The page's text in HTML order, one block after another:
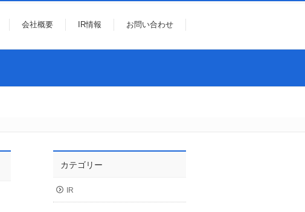
会社概要 IR情報 お問い合わせ
カテゴリー
IR